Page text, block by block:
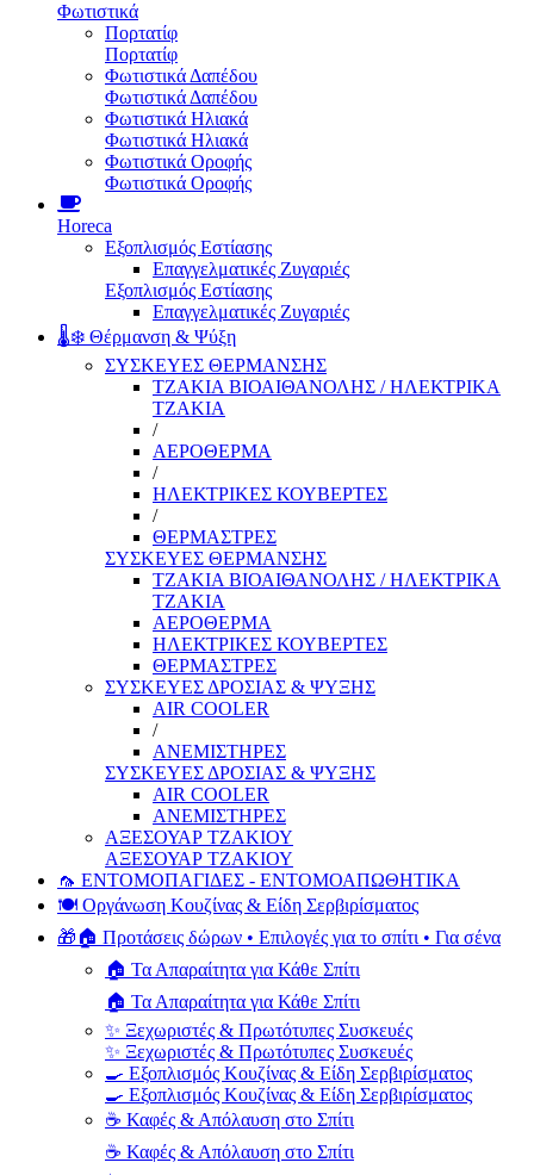
Φωτιστικά
Πορτατίφ
Πορτατίφ
Φωτιστικά Δαπέδου
Φωτιστικά Δαπέδου
Φωτιστικά Ηλιακά
Φωτιστικά Ηλιακά
Φωτιστικά Οροφής
Φωτιστικά Οροφής
Horeca
Εξοπλισμός Εστίασης
Επαγγελματικές Ζυγαριές
Εξοπλισμός Εστίασης
Επαγγελματικές Ζυγαριές
🌡️❄️ Θέρμανση & Ψύξη
ΣΥΣΚΕΥΕΣ ΘΕΡΜΑΝΣΗΣ
ΤΖΑΚΙΑ ΒΙΟΑΙΘΑΝΟΛΗΣ / ΗΛΕΚΤΡΙΚΑ
ΤΖΑΚΙΑ
/
ΑΕΡΟΘΕΡΜΑ
/
ΗΛΕΚΤΡΙΚΕΣ ΚΟΥΒΕΡΤΕΣ
/
ΘΕΡΜΑΣΤΡΕΣ
ΣΥΣΚΕΥΕΣ ΘΕΡΜΑΝΣΗΣ
ΤΖΑΚΙΑ ΒΙΟΑΙΘΑΝΟΛΗΣ / ΗΛΕΚΤΡΙΚΑ
ΤΖΑΚΙΑ
ΑΕΡΟΘΕΡΜΑ
ΗΛΕΚΤΡΙΚΕΣ ΚΟΥΒΕΡΤΕΣ
ΘΕΡΜΑΣΤΡΕΣ
ΣΥΣΚΕΥΕΣ ΔΡΟΣΙΑΣ & ΨΥΞΗΣ
AIR COOLER
/
ΑΝΕΜΙΣΤΗΡΕΣ
ΣΥΣΚΕΥΕΣ ΔΡΟΣΙΑΣ & ΨΥΞΗΣ
AIR COOLER
ΑΝΕΜΙΣΤΗΡΕΣ
ΑΞΕΣΟΥΑΡ ΤΖΑΚΙΟΥ
ΑΞΕΣΟΥΑΡ ΤΖΑΚΙΟΥ
🦟 ΕΝΤΟΜΟΠΑΓΙΔΕΣ - ΕΝΤΟΜΟΑΠΩΘΗΤΙΚΑ
🍽️ Οργάνωση Κουζίνας & Είδη Σερβιρίσματος
🎁🏠 Προτάσεις δώρων • Επιλογές για το σπίτι • Για σένα
🏠 Τα Απαραίτητα για Κάθε Σπίτι
🏠 Τα Απαραίτητα για Κάθε Σπίτι
✨ Ξεχωριστές & Πρωτότυπες Συσκευές
✨ Ξεχωριστές & Πρωτότυπες Συσκευές
🍳 Εξοπλισμός Κουζίνας & Είδη Σερβιρίσματος
🍳 Εξοπλισμός Κουζίνας & Είδη Σερβιρίσματος
☕ Καφές & Απόλαυση στο Σπίτι
☕ Καφές & Απόλαυση στο Σπίτι